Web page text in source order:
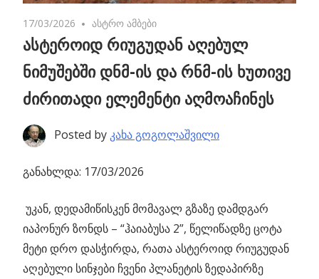
17/03/2026 No comments
ასტრო ამბები
ასტეროიდ რიუგუდან აღებულ
ნიმუშებში დნმ-ის და რნმ-ის ხუთივე
ძირითადი ელემენტი აღმოაჩინეს
Posted by კახა გოგოლაშვილი
განახლდა: 17/03/2026
უკან, დედამიწისკენ მომავალ გზაზე დამდგარ
იაპონურ ზონდს – “ჰაიაბუსა 2”, წელიწადზე ცოტა
მეტი დრო დასჭირდა, რათა ასტეროიდ რიუგუდან
აღებული სინჯები ჩვენი პლანეტის ზედაპირზე